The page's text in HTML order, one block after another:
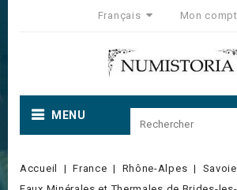
Français Mon
MENU
Accueil France Rhône-Alpes